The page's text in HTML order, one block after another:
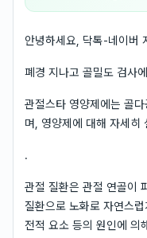
안녕하세요, 닥톡-네이버
폐경 지나고 골밀도 검사
관절스타 영양제에는 골
며, 영양제에 대해 자세히
.
관절 질환은 관절 연골이
질환으로 노화로 자연스
전적 요소 등의 원인에 의